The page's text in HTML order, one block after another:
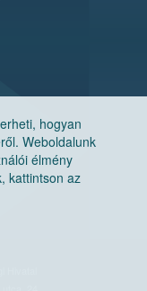
hogyan
Weboldalunk
élmény
kattintson az